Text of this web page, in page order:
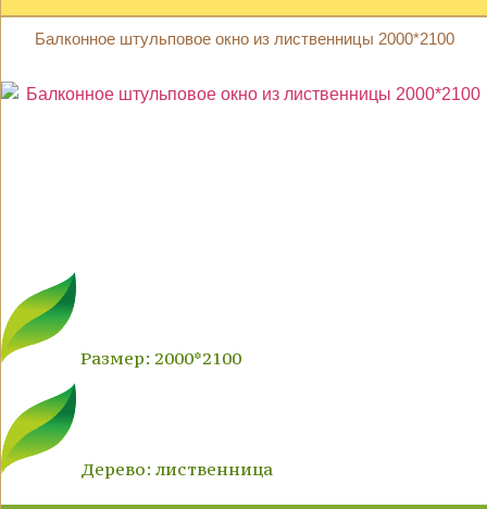
Балконное штульповое окно из лиственницы 2000*2100
Размер: 2000*2100
Дерево: лиственница